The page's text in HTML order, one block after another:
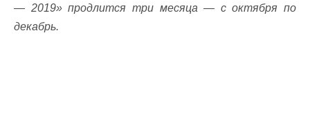
— 2019» продлится три месяца — с октября по
декабрь.